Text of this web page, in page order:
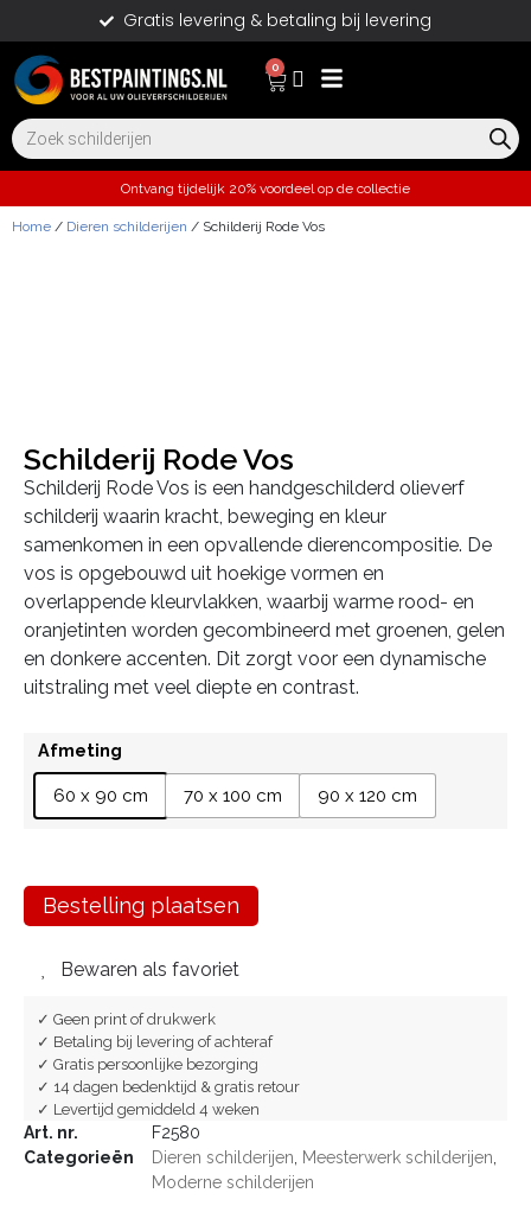
Gratis levering & betaling bij levering
0
Ontvang tijdelijk 20% voordeel op de collectie
Home / Dieren schilderijen / Schilderij Rode Vos
Schilderij Rode Vos
Schilderij Rode Vos is een handgeschilderd olieverf
schilderij waarin kracht, beweging en kleur
samenkomen in een opvallende dierencompositie. De
vos is opgebouwd uit hoekige vormen en
overlappende kleurvlakken, waarbij warme rood- en
oranjetinten worden gecombineerd met groenen, gelen
en donkere accenten. Dit zorgt voor een dynamische
uitstraling met veel diepte en contrast.
Afmeting
60 x 90 cm 70 x 100 cm 90 x 120 cm
Bestelling plaatsen
Bewaren als favoriet
✓ Geen print of drukwerk
✓ Betaling bij levering of achteraf
✓ Gratis persoonlijke bezorging
✓ 14 dagen bedenktijd & gratis retour
✓ Levertijd gemiddeld 4 weken
Art. nr.
F2580
Categorieën
Dieren schilderijen Meesterwerk schilderijen
Moderne schilderijen